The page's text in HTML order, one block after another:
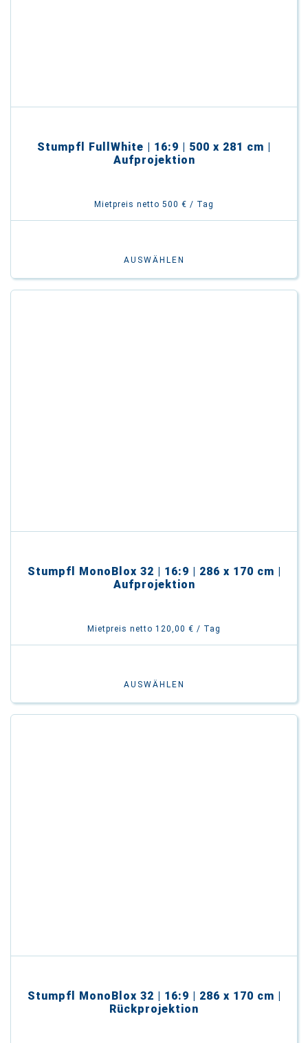
Stumpfl FullWhite | 16:9 | 500 x 281 cm |
Aufprojektion
Mietpreis netto 500 € / Tag
AUSWÄHLEN
Stumpfl MonoBlox 32 | 16:9 | 286 x 170 cm |
Aufprojektion
Mietpreis netto 120,00 € / Tag
AUSWÄHLEN
Stumpfl MonoBlox 32 | 16:9 | 286 x 170 cm |
Rückprojektion